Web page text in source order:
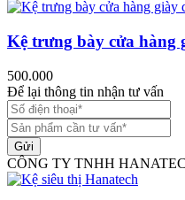
Kệ trưng bày cửa hàng
500.000
Để lại thông tin nhận tư vấn
Gửi
CÔNG TY TNHH